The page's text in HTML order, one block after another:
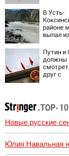
В Усть-
районе
выпал
Путин и
должны
друг с
своим
Новые русские
Юлия Навальная